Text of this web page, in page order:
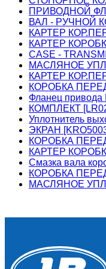
ПРИВОДНОЙ
ВАЛ - РУЧНОЙ
КАРТЕР
КАРТЕР
CASE -
МАСЛЯНОЕ
КАРТЕР
КОРОБКА
Фланец привода
КОМПЛЕКТ
Уплотнитель
ЭКРАН
КОРОБКА
КАРТЕР
Смазка вала
КОРОБКА
МАСЛЯНОЕ